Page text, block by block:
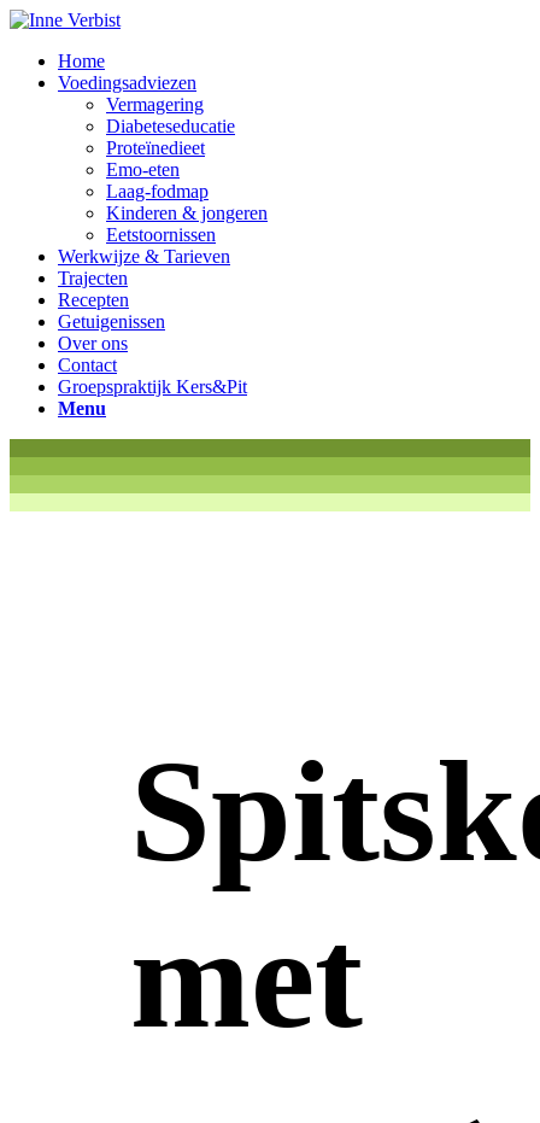
Home
Voedingsadviezen
Vermagering
Diabeteseducatie
Proteïnedieet
Emo-eten
Laag-fodmap
Kinderen & jongeren
Eetstoornissen
Werkwijze & Tarieven
Trajecten
Recepten
Getuigenissen
Over ons
Contact
Groepspraktijk Kers&Pit
Menu
met